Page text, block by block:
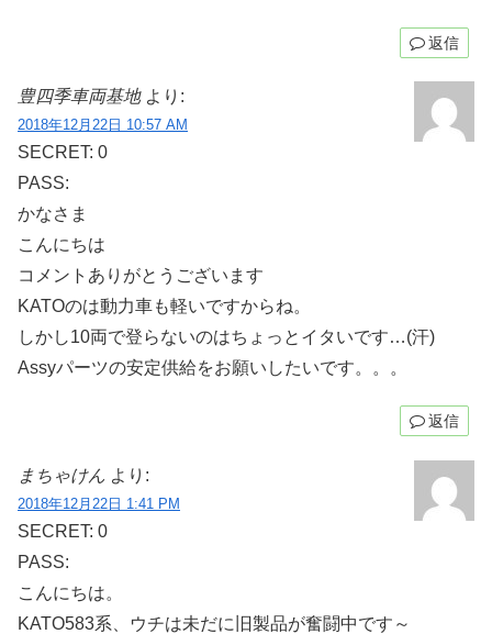
返信
豊四季車両基地 より:
2018年12月22日 10:57 AM
SECRET: 0
PASS:
かなさま
こんにちは
コメントありがとうございます
KATOのは動力車も軽いですからね。
しかし10両で登らないのはちょっとイタいです…(汗)
Assyパーツの安定供給をお願いしたいです。。。
返信
まちゃけん より:
2018年12月22日 1:41 PM
SECRET: 0
PASS:
こんにちは。
KATO583系、ウチは未だに旧製品が奮闘中です～